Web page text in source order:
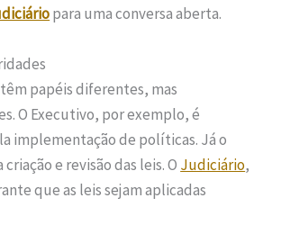
para uma conversa aberta.
papéis diferentes, mas
O Executivo, por exemplo, é
implementação de políticas. Já o
e revisão das leis. O Judiciário,
que as leis sejam aplicadas